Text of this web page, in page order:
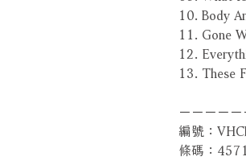
10. Body
11. Gone
12.
13. These
－－－－
編號：
條碼：